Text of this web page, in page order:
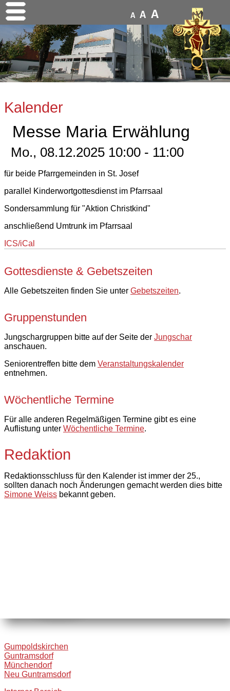
A A A
Kalender
Messe Maria Erwählung
Mo., 08.12.2025 10:00 - 11:00
für beide Pfarrgemeinden in St. Josef
parallel Kinderwortgottesdienst im Pfarrsaal
Sondersammlung für "Aktion Christkind"
anschließend Umtrunk im Pfarrsaal
ICS/iCal
Gottesdienste & Gebetszeiten
Alle Gebetszeiten finden Sie unter Gebetszeiten.
Gruppenstunden
Jungschargruppen bitte auf der Seite der Jungschar
anschauen.
Seniorentreffen bitte dem Veranstaltungskalender
entnehmen.
Wöchentliche Termine
Für alle anderen Regelmäßigen Termine gibt es eine
Auflistung unter Wöchentliche Termine.
Redaktion
Redaktionsschluss für den Kalender ist immer der 25.,
sollten danach noch Änderungen gemacht werden dies bitte
Simone Weiss bekannt geben.
Gumpoldskirchen
Guntramsdorf
Münchendorf
Neu Guntramsdorf